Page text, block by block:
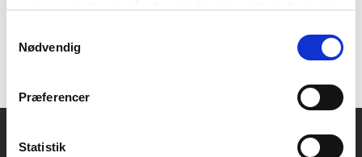
tilbagetrækker et samtykke.
Nødvendig
Præferencer
Statistik